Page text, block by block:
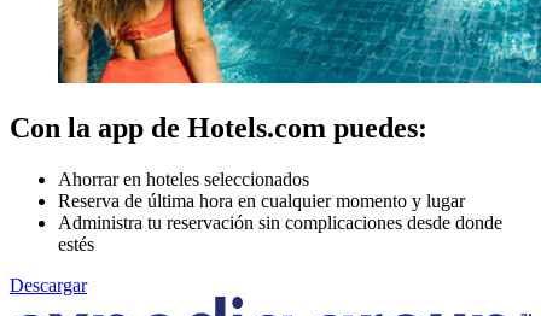
Con la app de Hotels.com puedes:
Ahorrar en hoteles seleccionados
Reserva de última hora en cualquier momento y lugar
Administra tu reservación sin complicaciones desde donde
estés
Descargar